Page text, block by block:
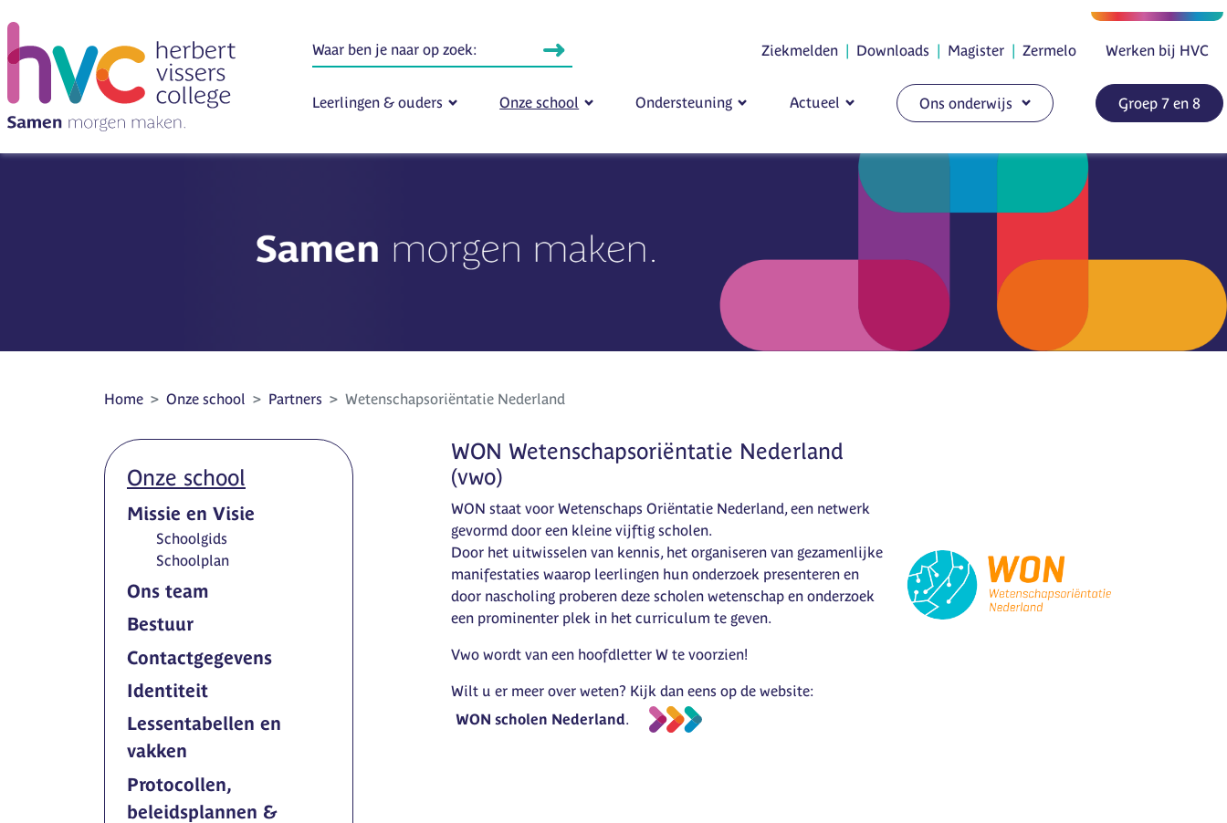
Ziekmelden | Downloads | Magister | Zermelo Werken bij HVC
Leerlingen & ouders Onze school Ondersteuning Actueel Ons onderwijs Groep 7 en 8
Home Onze school Partners Wetenschapsoriëntatie Nederland
Onze school
Missie en Visie
Schoolgids
Schoolplan
Ons team
Bestuur
Contactgegevens
Identiteit
Lessentabellen en
vakken
Protocollen,
beleidsplannen &
WON Wetenschapsoriëntatie Nederland
(vwo)
WON staat voor Wetenschaps Oriëntatie Nederland, een netwerk
gevormd door een kleine vijftig scholen.
Door het uitwisselen van kennis, het organiseren van gezamenlijke
manifestaties waarop leerlingen hun onderzoek presenteren en
door nascholing proberen deze scholen wetenschap en onderzoek
een prominenter plek in het curriculum te geven.
Vwo wordt van een hoofdletter W te voorzien!
Wilt u er meer over weten? Kijk dan eens op de website:
WON scholen Nederland.